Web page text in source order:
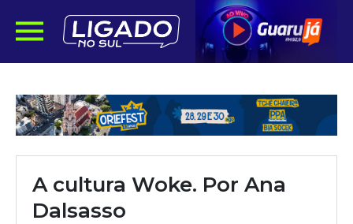
A cultura Woke. Por Ana
Dalsasso